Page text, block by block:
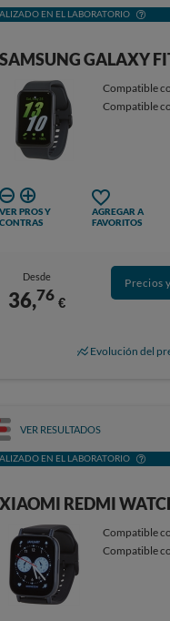
EN EL LABORATORIO
SAMSUNG GALAXY
Compatible
Compatible
VER PROS Y
CONTRAS
AGREGAR A
FAVORITOS
Desde
36,76 €
Precios
Evolución del
VER RESULTADOS
EN EL LABORATORIO
XIAOMI REDMI
Compatible
Compatible